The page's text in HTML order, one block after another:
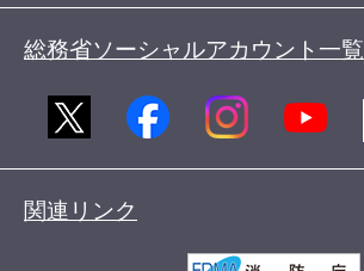
総務省ソーシャルアカウント一覧
関連リンク